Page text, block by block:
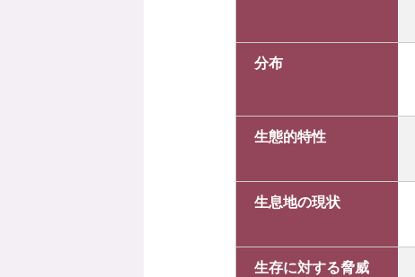
分布
生態的特性
生息地の現状
生存に対する脅威